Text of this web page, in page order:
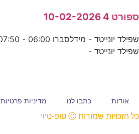
ספורט 4 10-02-2026
שפילד יונייטד -
אודות כתבו לנו מדיניות פרטיות
כל הזכויות שמורות Ⓒ טופ-טיוי